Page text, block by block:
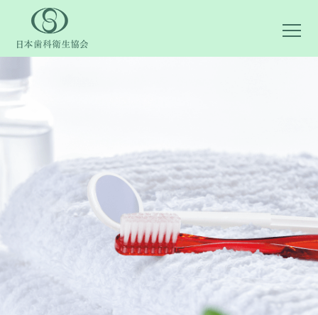
日本歯科衛生協会について
データ管理について
お客様の声